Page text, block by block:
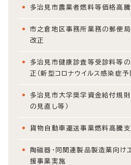
多治見市農業者燃料等価格高
市之倉地区事務所業務の郵便
改正
多治見市健康診査等受診料等
正（新型コロナウイルス感染症予
多治見市大学奨学資金給付規
の見直し等）
貨物自動車運送事業燃料高騰
陶磁器・同関連製品製造業向
援事業実施